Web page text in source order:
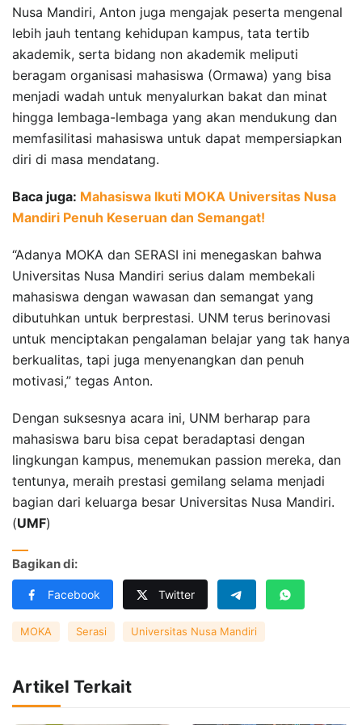
Nusa Mandiri, Anton juga mengajak peserta mengenal
lebih jauh tentang kehidupan kampus, tata tertib
akademik, serta bidang non akademik meliputi
beragam organisasi mahasiswa (Ormawa) yang bisa
menjadi wadah untuk menyalurkan bakat dan minat
hingga lembaga-lembaga yang akan mendukung dan
memfasilitasi mahasiswa untuk dapat mempersiapkan
diri di masa mendatang.
Baca juga: Mahasiswa Ikuti MOKA Universitas Nusa
Mandiri Penuh Keseruan dan Semangat!
“Adanya MOKA dan SERASI ini menegaskan bahwa
Universitas Nusa Mandiri serius dalam membekali
mahasiswa dengan wawasan dan semangat yang
dibutuhkan untuk berprestasi. UNM terus berinovasi
untuk menciptakan pengalaman belajar yang tak hanya
berkualitas, tapi juga menyenangkan dan penuh
motivasi,” tegas Anton.
Dengan suksesnya acara ini, UNM berharap para
mahasiswa baru bisa cepat beradaptasi dengan
lingkungan kampus, menemukan passion mereka, dan
tentunya, meraih prestasi gemilang selama menjadi
bagian dari keluarga besar Universitas Nusa Mandiri.
(UMF)
Bagikan di:
Facebook Twitter
MOKA Serasi Universitas Nusa Mandiri
Artikel Terkait